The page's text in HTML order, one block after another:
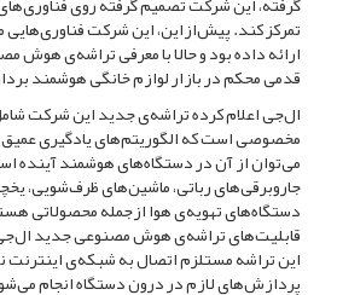
تمرکز کند. پیش‌ازاین، این شرکت فناوری‌هایی
ارائه داده بود و حالا با معرفی تراشه‌ی
قدمی محکم در بازار لوازم خانگی هوشمند
ال‌جی اعلام کرده تراشه‌ی جدید این شرکت
مخصوصی است که الگوریتم‌های یادگیری
می‌توان از آن در دستگاه‌های هوشمند آینده
جاروبرقی‌های رباتی، ماشین‌های ظرف‌شویی،
دستگاه‌های تهویه‌ی هوا ازجمله محصولاتی
قابلیت‌های تراشه‌ی هوش مصنوعی جدید ال‌جی
این تراشه مستلزم اتصال به شبکه‌ی اینترنت
پردازش‌های لازم در درون دستگاه انجام